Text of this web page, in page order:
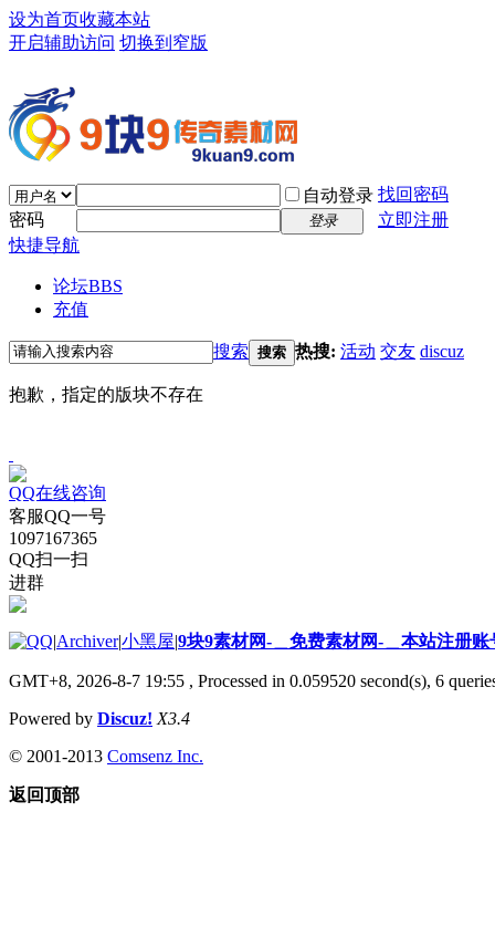
设为首页收藏本站
开启辅助访问 切换到窄版
自动登录 找回密码
密码
登录
立即注册
快捷导航
论坛BBS
充值
搜索 搜索 热搜: 活动 交友 discuz
抱歉，指定的版块不存在
QQ在线咨询
客服QQ一号
1097167365
QQ扫一扫
进群
|Archiver|小黑屋|9块9素材网-＿免费素材网-＿本站注册账
GMT+8, 2026-8-7 19:55 , Processed in 0.059520 second(s), 6
Powered by Discuz! X3.4
© 2001-2013 Comsenz Inc.
返回顶部